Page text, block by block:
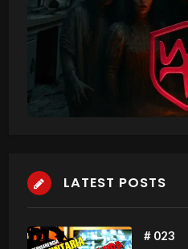
LATEST POSTS
# 023